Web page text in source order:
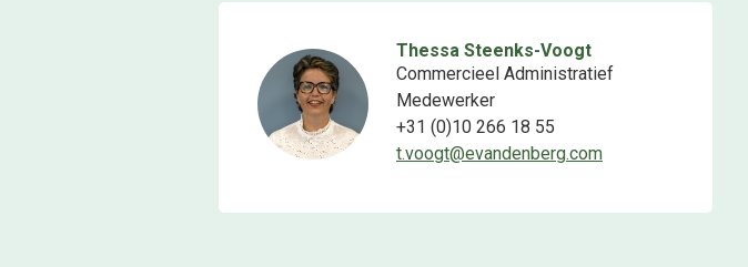
Thessa Steenks-Voogt
Commercieel Administratief
Medewerker
+31 (0)10 266 18 55
t.voogt@evandenberg.com